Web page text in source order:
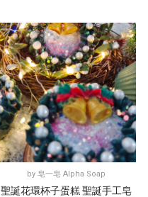
by 皂一皂 Alpha Soap
聖誕花環杯子蛋糕 聖誕手工皂